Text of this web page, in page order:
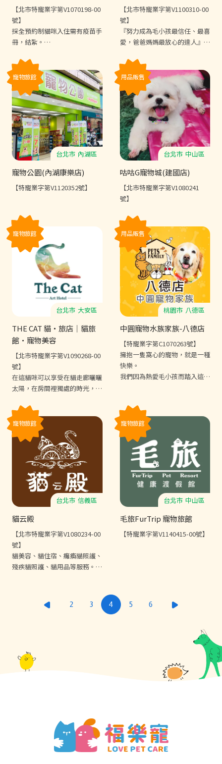
【北市特寵業字第V1070198-00
號】
採全預約制貓咪入住需有疫苗手
冊，結紮。
食、主食罐周邊商品販售
【北市特寵業字第V1100310-00
號】
『努力成為毛小孩最信任、最喜
愛，爸爸媽媽最放心的達人』有
涵、拉拉老師，快來找我們玩
吧!!
寵物旅館
台北市 內湖區
寵物公園(內湖康樂店)
【特寵業字第V1120352號】
用品販售
台北市 中山區
咕咕G寵物城(建國店)
【北市特寵業字第V1080241
號】
寵物旅館
台北市 大安區
THE CAT 貓・旅店｜貓旅
館·寵物美容
【北市特寵業字第V1090268-00
號】
在這貓咪可以享受在貓走廊曬曬
太陽，在房間裡獨處的時光，依
化的照料服務，您的貓咪在這邊
能夠有著很美好的假期體驗!
用品販售
桃園市 八德區
中圓寵物水族家族-八德店
【特寵業字第C1070263號】
擁抱一隻窩心的寵物，就是一種
快樂。
我們因為熱愛毛小孩而踏入這個
於教育飼主正確的觀念、提供適
當的幫助，所有的努力都是為了
成為飼主與毛小孩相處之間的橋
樑。
寵物旅館
台北市 信義區
貓云殿
【北市特寵業字第V1080234-00
號】
貓美容、貓住宿、癱瘓貓照護、
殘疾貓照護、貓用品等服務。
寵物旅館
台北市 中山區
毛旅FurTrip 寵物旅館
【特寵業字第V1140415-00號】
2 3 4 5 6